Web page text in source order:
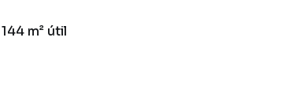
144 m² útil